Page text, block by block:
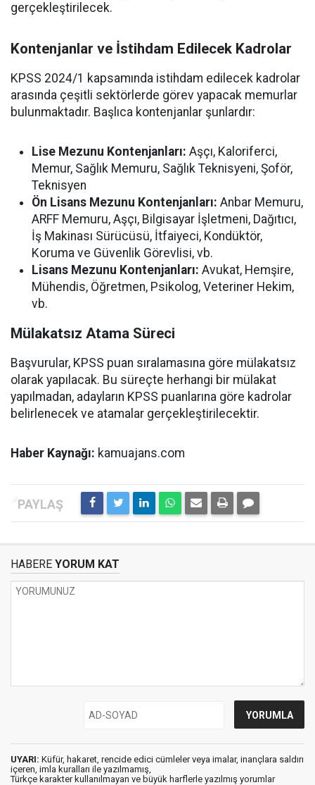
gerçekleştirilecek.
Kontenjanlar ve İstihdam Edilecek Kadrolar
KPSS 2024/1 kapsamında istihdam edilecek kadrolar
arasında çeşitli sektörlerde görev yapacak memurlar
bulunmaktadır. Başlıca kontenjanlar şunlardır:
Lise Mezunu Kontenjanları: Aşçı, Kaloriferci,
Memur, Sağlık Memuru, Sağlık Teknisyeni, Şoför,
Teknisyen
Ön Lisans Mezunu Kontenjanları: Anbar Memuru,
ARFF Memuru, Aşçı, Bilgisayar İşletmeni, Dağıtıcı,
İş Makinası Sürücüsü, İtfaiyeci, Kondüktör,
Koruma ve Güvenlik Görevlisi, vb.
Lisans Mezunu Kontenjanları: Avukat, Hemşire,
Mühendis, Öğretmen, Psikolog, Veteriner Hekim,
vb.
Mülakatsız Atama Süreci
Başvurular, KPSS puan sıralamasına göre mülakatsız
olarak yapılacak. Bu süreçte herhangi bir mülakat
yapılmadan, adayların KPSS puanlarına göre kadrolar
belirlenecek ve atamalar gerçekleştirilecektir.
Haber Kaynağı: kamuajans.com
HABERE YORUM KAT
UYARI: Küfür, hakaret, rencide edici cümleler veya imalar, inançlara saldırı
içeren, imla kuralları ile yazılmamış,
Türkçe karakter kullanılmayan ve büyük harflerle yazılmış yorumlar